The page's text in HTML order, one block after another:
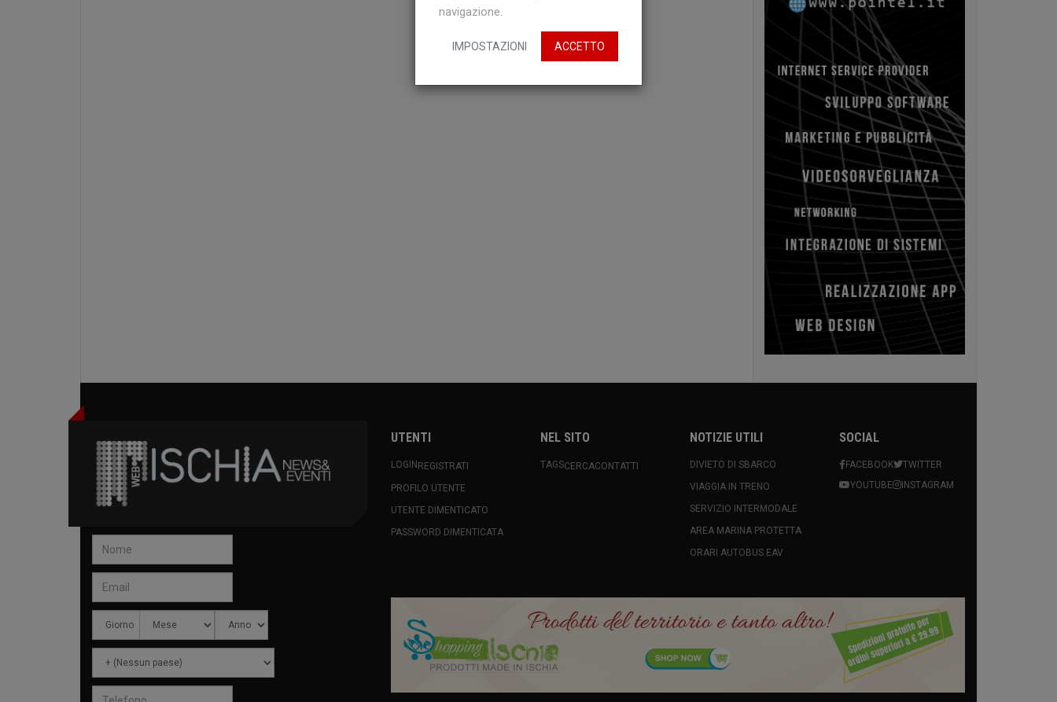
UTENTI
LOGINREGISTRATI
PROFILO UTENTE
UTENTE DIMENTICATO
PASSWORD DIMENTICATA
NEL SITO
TAGSCERCACONTATTI
NOTIZIE UTILI
DIVIETO DI SBARCO
VIAGGIA IN TRENO
SERVIZIO INTERMODALE
AREA MARINA PROTETTA
ORARI AUTOBUS EAV
SOCIAL
FACEBOOK
TWITTER
YOUTUBE
INSTAGRAM
navigazione.
IMPOSTAZIONI ACCETTO